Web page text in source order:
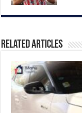
Related Articles